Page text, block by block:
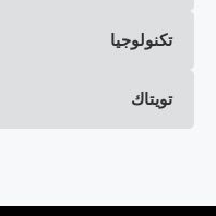
تكنولوجيا
تويتاك